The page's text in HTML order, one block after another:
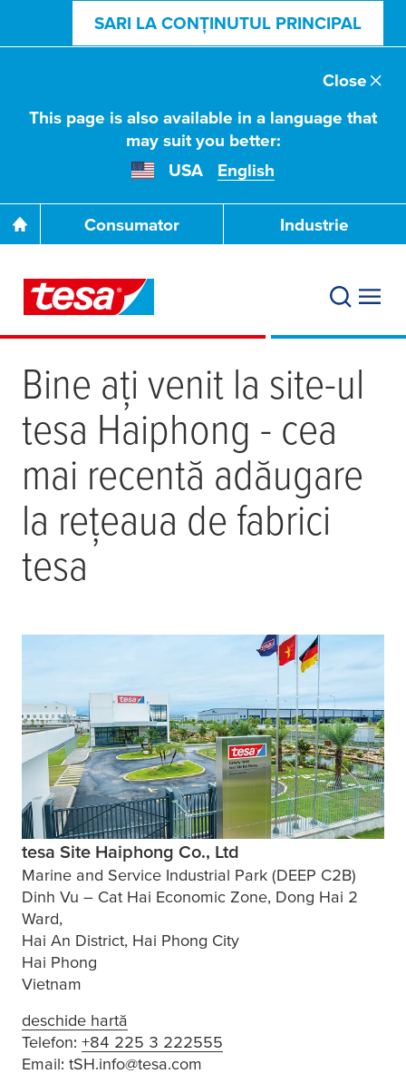
SARI LA CONȚINUTUL PRINCIPAL
This page is also available in a language that
may suit you better:
USA
English
Close
Consumator Industrie
Bine ați venit la site-ul
tesa Haiphong - cea
mai recentă adăugare
la rețeaua de fabrici
tesa
tesa Site Haiphong Co., Ltd
Marine and Service Industrial Park (DEEP C2B)
Dinh Vu – Cat Hai Economic Zone, Dong Hai 2
Ward,
Hai An District, Hai Phong City
Hai Phong
Vietnam
deschide hartă
Telefon: +84 225 3 222555
Email: tSH.info@tesa.com